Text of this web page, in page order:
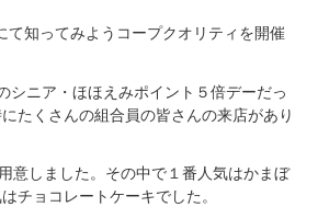
て知ってみようコープクオリティを開催
シニア・ほほえみポイント５倍デーだっ
たくさんの組合員の皆さんの来店があり
意しました。その中で１番人気はかまぼ
チョコレートケーキでした。